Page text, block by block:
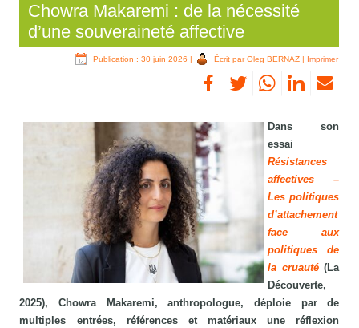
Chowra Makaremi : de la nécessité
d’une souveraineté affective
Publication : 30 juin 2026 | Écrit par Oleg BERNAZ | Imprimer
Dans son
essai
Résistances
affectives –
Les politiques
d’attachement
face aux
politiques de
la cruauté(La
Découverte,
2025), Chowra Makaremi, anthropologue, déploie par de
multiples entrées, références et matériaux une réflexion